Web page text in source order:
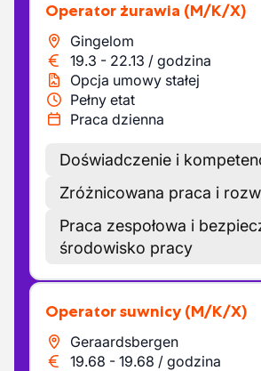
Operator żurawia (M/K/X)
Gingelom
19.3 - 22.13 / godzina
Opcja umowy stałej
Pełny etat
Praca dzienna
Doświadczenie i
Zróżnicowana praca i
Praca zespołowa i
środowisko pracy
Operator suwnicy (M/K/X)
Geraardsbergen
19.68 - 19.68 / godzina